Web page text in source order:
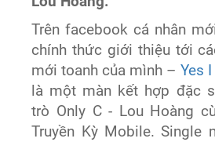
Trên facebook cá nhân
chính thức giới thiệu tới
mới toanh của mình – Yes I
là một màn kết hợp đặc
trò Only C - Lou Hoàng
Truyền Kỳ Mobile. Single